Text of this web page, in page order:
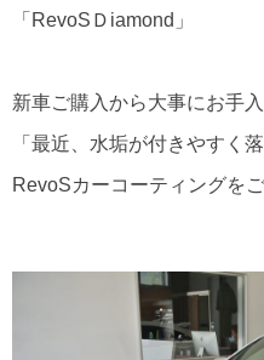
「RevoSＤiamond」
新車ご購入から大事にお手
「最近、水垢が付きやすく
RevoSカーコーティングを